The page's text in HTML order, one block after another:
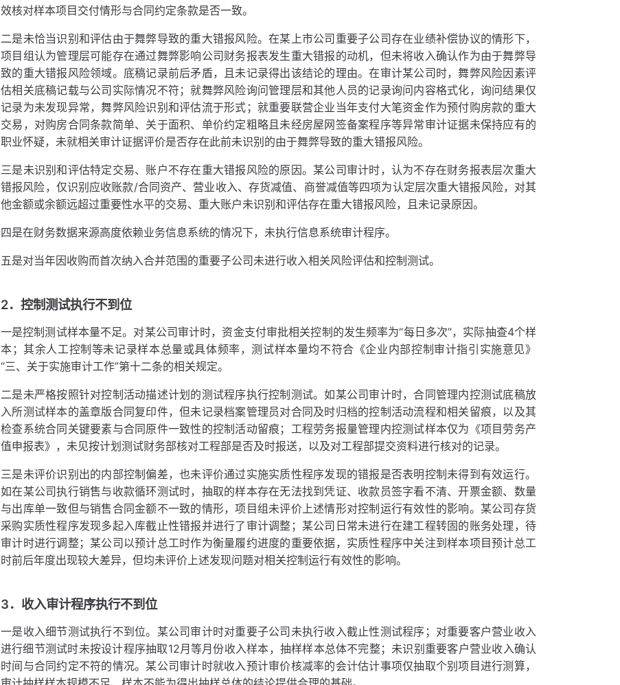
效核对样本项目交付情形与合同约定条款是否一致。
二是未恰当识别和评估由于舞弊导致的重大错报风险。在某上市公司重要子公司存在业绩补偿协议的情形下，
项目组认为管理层可能存在通过舞弊影响公司财务报表发生重大错报的动机，但未将收入确认作为由于舞弊导
致的重大错报风险领域。底稿记录前后矛盾，且未记录得出该结论的理由。在审计某公司时，舞弊风险因素评
估相关底稿记载与公司实际情况不符；就舞弊风险询问管理层和其他人员的记录询问内容格式化，询问结果仅
记录为未发现异常，舞弊风险识别和评估流于形式；就重要联营企业当年支付大笔资金作为预付购房款的重大
交易，对购房合同条款简单、关于面积、单价约定粗略且未经房屋网签备案程序等异常审计证据未保持应有的
职业怀疑，未就相关审计证据评价是否存在此前未识别的由于舞弊导致的重大错报风险。
三是未识别和评估特定交易、账户不存在重大错报风险的原因。某公司审计时，认为不存在财务报表层次重大
错报风险，仅识别应收账款/合同资产、营业收入、存货减值、商誉减值等四项为认定层次重大错报风险，对其
他金额或余额远超过重要性水平的交易、重大账户未识别和评估存在重大错报风险，且未记录原因。
四是在财务数据来源高度依赖业务信息系统的情况下，未执行信息系统审计程序。
五是对当年因收购而首次纳入合并范围的重要子公司未进行收入相关风险评估和控制测试。
2．控制测试执行不到位
一是控制测试样本量不足。对某公司审计时，资金支付审批相关控制的发生频率为“每日多次”，实际抽查4个样
本；其余人工控制等未记录样本总量或具体频率，测试样本量均不符合《企业内部控制审计指引实施意见》
“三、关于实施审计工作”第十二条的相关规定。
二是未严格按照针对控制活动描述计划的测试程序执行控制测试。如某公司审计时，合同管理内控测试底稿放
入所测试样本的盖章版合同复印件，但未记录档案管理员对合同及时归档的控制活动流程和相关留痕，以及其
检查系统合同关键要素与合同原件一致性的控制活动留痕；工程劳务报量管理内控测试样本仅为《项目劳务产
值申报表》，未见按计划测试财务部核对工程部是否及时报送，以及对工程部提交资料进行核对的记录。
三是未评价识别出的内部控制偏差，也未评价通过实施实质性程序发现的错报是否表明控制未得到有效运行。
如在某公司执行销售与收款循环测试时，抽取的样本存在无法找到凭证、收款员签字看不清、开票金额、数量
与出库单一致但与销售合同金额不一致的情形，项目组未评价上述情形对控制运行有效性的影响。某公司存货
采购实质性程序发现多起入库截止性错报并进行了审计调整；某公司日常未进行在建工程转固的账务处理，待
审计时进行调整；某公司以预计总工时作为衡量履约进度的重要依据，实质性程序中关注到样本项目预计总工
时前后年度出现较大差异，但均未评价上述发现问题对相关控制运行有效性的影响。
3．收入审计程序执行不到位
一是收入细节测试执行不到位。某公司审计时对重要子公司未执行收入截止性测试程序；对重要客户营业收入
进行细节测试时未按设计程序抽取12月等月份收入样本，抽样样本总体不完整；未识别重要客户营业收入确认
时间与合同约定不符的情况。某公司审计时就收入预计审价核减率的会计估计事项仅抽取个别项目进行测算，